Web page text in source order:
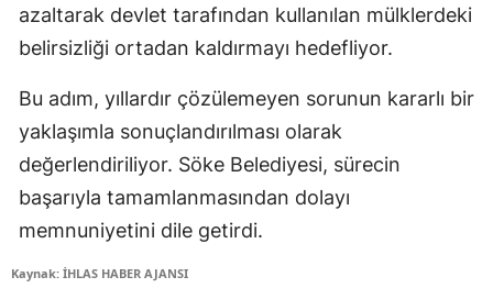
azaltarak devlet tarafından kullanılan mülklerdeki
belirsizliği ortadan kaldırmayı hedefliyor.
Bu adım, yıllardır çözülemeyen sorunun kararlı bir
yaklaşımla sonuçlandırılması olarak
değerlendiriliyor. Söke Belediyesi, sürecin
başarıyla tamamlanmasından dolayı
memnuniyetini dile getirdi.
Kaynak: İHLAS HABER AJANSI